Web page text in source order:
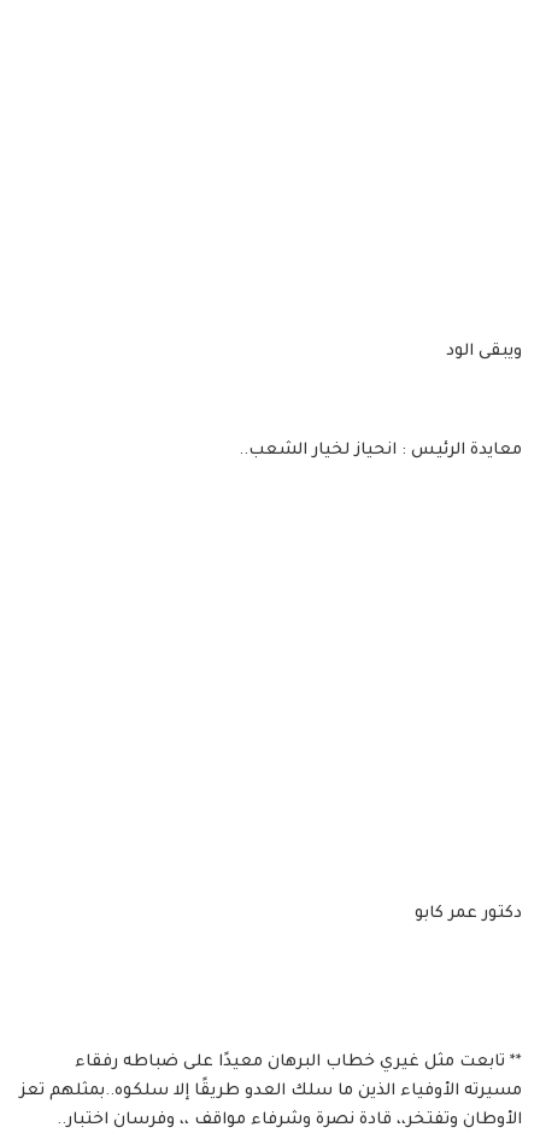
ويبقى الود
معايدة الرئيس : انحياز لخيار الشعب..
دكتور عمر كابو
** تابعت مثل غيري خطاب البرهان معيدًا على ضباطه رفقاء
مسيرته الأوفياء الذين ما سلك العدو طريقًا إلا سلكوه..بمثلهم تعز
الأوطان وتفتخر،، قادة نصرة وشرفاء مواقف ،، وفرسان اختبار..